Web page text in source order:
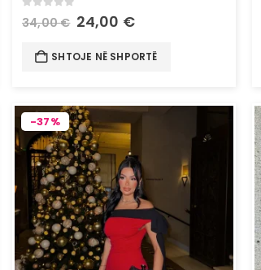
out of 5
34,00€ 24,00 €
SHTOJE NË SHPORTË
-37%